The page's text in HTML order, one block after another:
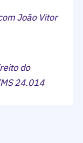
João Vitor
do
24.014